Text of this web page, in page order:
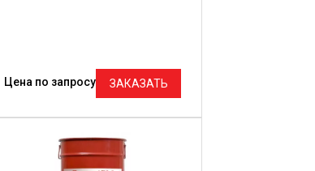
Цена по запросу ЗАКАЗАТЬ